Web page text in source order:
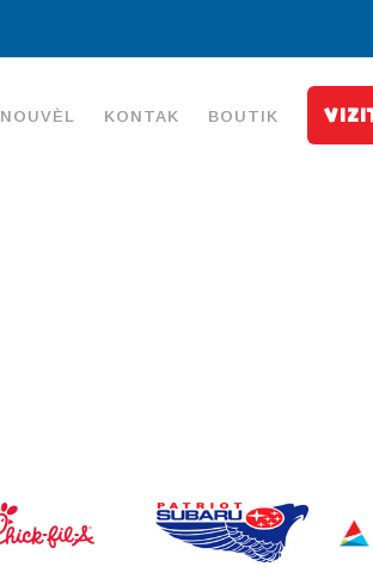
NOUVÈL KONTAK BOUTIK